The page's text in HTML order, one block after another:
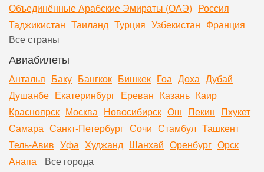
Объединённые Арабские Эмираты (ОАЭ) Россия
Таджикистан Таиланд Турция Узбекистан Франция
Все страны
Авиабилеты
Анталья Баку Бангкок Бишкек Гоа Доха Дубай
Душанбе Екатеринбург Ереван Казань Каир
Красноярск Москва Новосибирск Ош Пекин Пхукет
Самара Санкт-Петербург Сочи Стамбул Ташкент
Тель-Авив Уфа Худжанд Шанхай Оренбург Орск
Анапа
Все города